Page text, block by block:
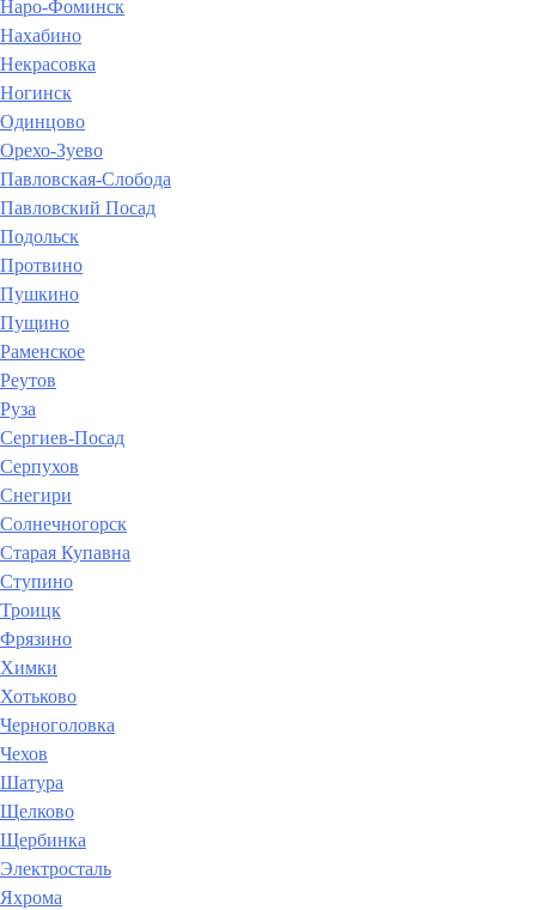
Наро-Фоминск
Нахабино
Некрасовка
Ногинск
Одинцово
Орехо-Зуево
Павловская-Слобода
Павловский Посад
Подольск
Протвино
Пушкино
Пущино
Раменское
Реутов
Руза
Сергиев-Посад
Серпухов
Снегири
Солнечногорск
Старая Купавна
Ступино
Троицк
Фрязино
Химки
Хотьково
Черноголовка
Чехов
Шатура
Щелково
Щербинка
Электросталь
Яхрома